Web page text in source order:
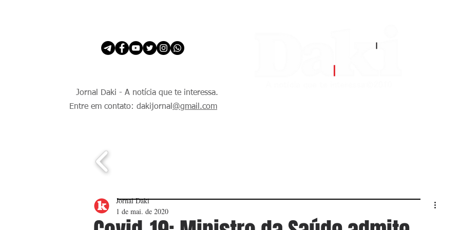
Jornal Daki - A notícia que te interessa.
Entre em contato: dakijornal @gmail.com
Jornal Daki
1 de mai. de 2020